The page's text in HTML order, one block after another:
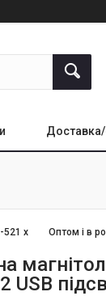
Оптом і в
521 х
USB